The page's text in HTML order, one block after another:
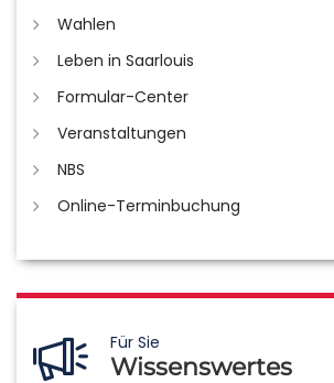
Wahlen
Leben in Saarlouis
Formular-Center
Veranstaltungen
NBS
Online-Terminbuchung
Für Sie
Wissenswertes